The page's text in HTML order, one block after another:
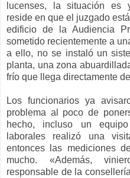
lucenses, la situación es
reside en que el juzgado
edificio de la Audiencia
sometido recientemente a
a ello, no se instaló un
planta, una zona
frío que llega directamente
Los funcionarios ya
problema al poco de
hecho, incluso un
laborales realizó una
entonces las mediciones
mucho. «Además,
responsable de la